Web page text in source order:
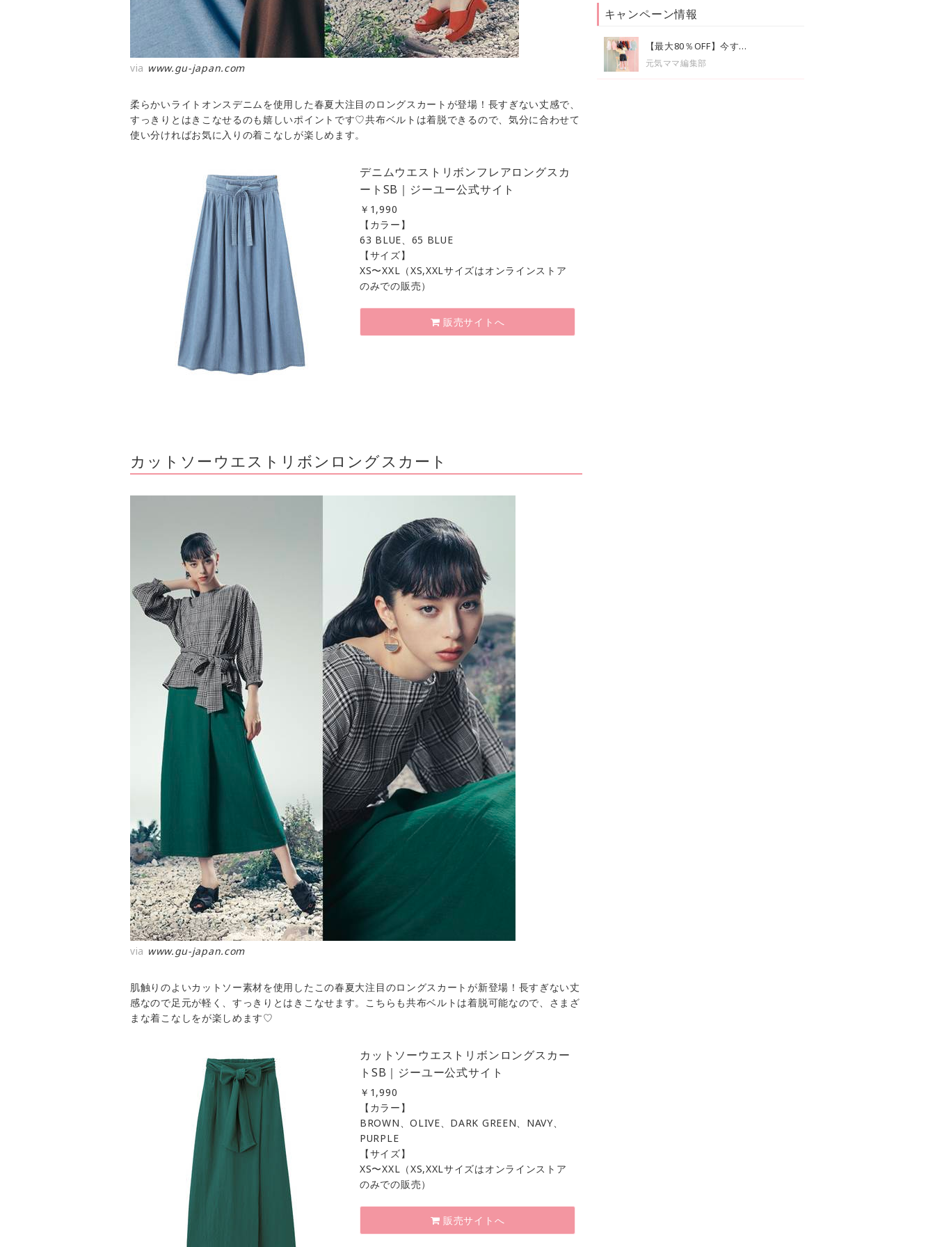
via www.gu-japan.com
柔らかいライトオンスデニムを使用した春夏大注目のロングスカートが登場！長すぎない丈感で、
すっきりとはきこなせるのも嬉しいポイントです♡共布ベルトは着脱できるので、気分に合わせて
使い分ければお気に入りの着こなしが楽しめます。
デニムウエストリボンフレアロングスカ
ートSB｜ジーユー公式サイト
￥ 1,990
【カラー】
63 BLUE、65 BLUE
【サイズ】
XS〜XXL（XS,XXLサイズはオンラインストア
のみでの販売）
販売サイトへ
カットソーウエストリボンロングスカート
via www.gu-japan.com
肌触りのよいカットソー素材を使用したこの春夏大注目のロングスカートが新登場！長すぎない丈
感なので足元が軽く、すっきりとはきこなせます。こちらも共布ベルトは着脱可能なので、さまざ
まな着こなしをが楽しめます♡
カットソーウエストリボンロングスカー
トSB｜ジーユー公式サイト
￥ 1,990
【カラー】
BROWN、OLIVE、DARK GREEN、NAVY、
PURPLE
【サイズ】
XS〜XXL（XS,XXLサイズはオンラインストア
のみでの販売）
販売サイトへ
キャンペーン情報
【最大80％OFF】今す...
元気ママ編集部